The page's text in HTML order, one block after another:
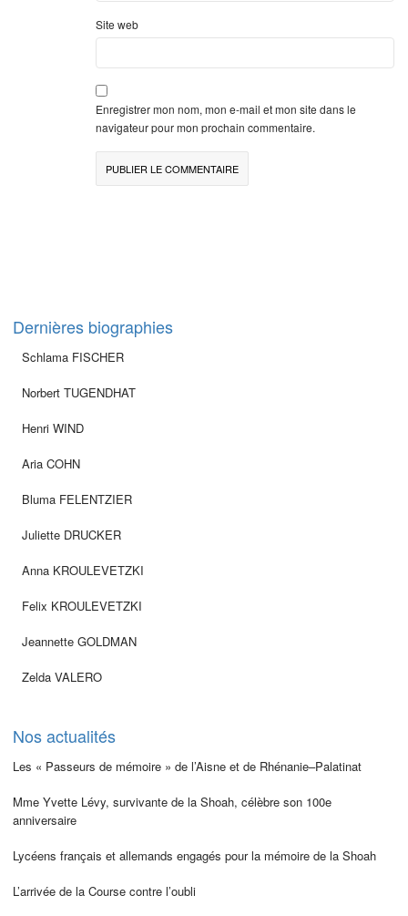
Site web
Enregistrer mon nom, mon e-mail et mon site dans le
navigateur pour mon prochain commentaire.
Dernières biographies
Schlama FISCHER
Norbert TUGENDHAT
Henri WIND
Aria COHN
Bluma FELENTZIER
Juliette DRUCKER
Anna KROULEVETZKI
Felix KROULEVETZKI
Jeannette GOLDMAN
Zelda VALERO
Nos actualités
Les « Passeurs de mémoire » de l’Aisne et de Rhénanie–Palatinat
Mme Yvette Lévy, survivante de la Shoah, célèbre son 100e
anniversaire
Lycéens français et allemands engagés pour la mémoire de la Shoah
L’arrivée de la Course contre l’oubli